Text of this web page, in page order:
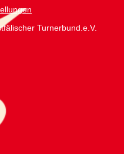
Turnerbund.e.V.